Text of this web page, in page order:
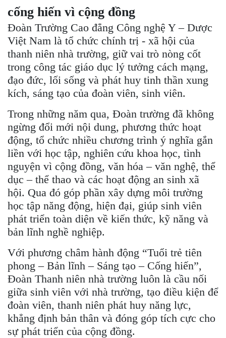
cống hiến vì cộng đồng
Đoàn Trường Cao đẳng Công nghệ Y – Dược
Việt Nam là tổ chức chính trị - xã hội của
thanh niên nhà trường, giữ vai trò nòng cốt
trong công tác giáo dục lý tưởng cách mạng,
đạo đức, lối sống và phát huy tinh thần xung
kích, sáng tạo của đoàn viên, sinh viên.
Trong những năm qua, Đoàn trường đã không
ngừng đổi mới nội dung, phương thức hoạt
động, tổ chức nhiều chương trình ý nghĩa gắn
liền với học tập, nghiên cứu khoa học, tình
nguyện vì cộng đồng, văn hóa – văn nghệ, thể
dục – thể thao và các hoạt động an sinh xã
hội. Qua đó góp phần xây dựng môi trường
học tập năng động, hiện đại, giúp sinh viên
phát triển toàn diện về kiến thức, kỹ năng và
bản lĩnh nghề nghiệp.
Với phương châm hành động “Tuổi trẻ tiên
phong – Bản lĩnh – Sáng tạo – Cống hiến”,
Đoàn Thanh niên nhà trường luôn là cầu nối
giữa sinh viên với nhà trường, tạo điều kiện để
đoàn viên, thanh niên phát huy năng lực,
khẳng định bản thân và đóng góp tích cực cho
sự phát triển của cộng đồng.